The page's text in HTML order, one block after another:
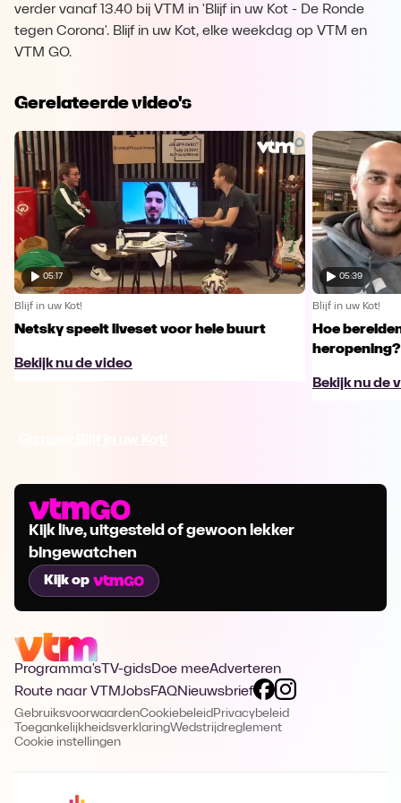
verder vanaf 13.40 bij VTM in 'Blijf in uw Kot - De Ronde
tegen Corona'. Blijf in uw Kot, elke weekdag op VTM en
VTM GO.
Gerelateerde video's
05:17
Blijf in uw Kot!
Netsky speelt liveset voor hele buurt
Bekijk nu de video
05:39
Blijf in uw Kot!
Hoe
heropening?
Bekijk nu de
Kijk live, uitgesteld of gewoon lekker
bingewatchen
Kijk op
Programma's TV-gidsDoe meeAdverteren
Route naar VTMJobsFAQNieuwsbrief
GebruiksvoorwaardenCookiebeleid Privacybeleid
ToegankelijkheidsverklaringWedstrijdreglement
Cookie instellingen